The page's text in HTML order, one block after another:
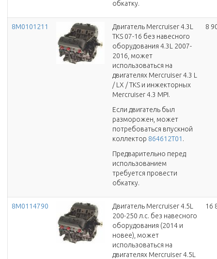
обкатку.
8M0101211
Двигатель Mercruiser 4.3L
TKS 07-16 без навесного
оборудования 4.3L 2007-
2016, может
использоваться на
двигателях Mercruiser 4.3 L
/ LX / TKS и инжекторных
Mercruiser 4.3 MPI.
Если двигатель был
разморожен, может
потребоваться впускной
коллектор 864612T01 .
Предварительно перед
использованием
требуется провести
обкатку.
8
8M0114790
Двигатель Mercruiser 4.5L
200-250 л.с. без навесного
оборудования (2014 и
новее), может
использоваться на
двигателях Mercruiser 4.5L
16